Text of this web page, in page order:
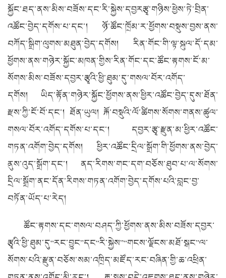
སྐྱོང་ཐད་ནས་མིས་བཟོས་དང་རི་སྐྱེས་དབྱརརྩྭ་གཉིས་ཕྱེས་ཏེ་བྲིན་
འཚོང་བྱེད་དགོས་པ་དང་། ཉོ་ཚོང་ཁྲོམ་ར་ཕྱོགས་བསྡུས་བྱས་ནས་
བཀོད་སྒྲིག་ལུགས་མཐུན་བྱེད་དགོས། རིན་གོང་གི་ལྟ་སྐུལ་དོ་དམ་
ཕྱོགས་ནས་གཉེར་སྐྱོང་མཁན་གྱིས་རིན་གོང་དང་ཚོང་རྟགས་ངོ་མ་
སོགས་མིས་བཟོས་དབྱར་རྩྭའི་ཕྱི་ཐུམ་དུ་གསལ་བོར་འགོད་
དགོས། ཡིད་རྟོན་གཉེར་སྐྱོང་ཕྱོགས་ནས་ཕྱིར་འཚོང་བྱེད་དུས་ཐོན་
རྫས་ཀྱི་ངོ་བོ་དང་། ཐོན་ཡུལ། རྐོ་བསྡུའི་ལོ་ཚིགས་སོགས་གནས་ཚུལ་
གསལ་བོར་འགོད་དགོས་པ་དང་། དབྱར་རྩྭ་རྫུན་མ་ཕྱིར་འཚོང་
གཏན་འགོག་བྱེད་དགོས། ཕྱིར་འཚོང་དྲིལ་སྒྲོག་གི་ཕྱོགས་ནས་བྱེད་
ནུས་འུད་སྒྲོག་དང་། ནད་རིགས་གང་དག་བཅོས་ཐུབ་པ་ལ་སོགས་
དྲིལ་སྒྲོག་ནང་དོན་རིགས་གཏན་འགོག་བྱེད་དགོས་པའི་བླང་བྱ་
བཏོན་ཡོད་པ་རེད།
ཚོང་རྟགས་དང་གསལ་བཤད་ཀྱི་ཕྱོགས་ནས་མིས་བཟོས་དབྱར་
རྩྭའི་ཕྱི་ཐུམ་དུ“རང་བྱུང”དང“རི་སྐྱེས”“གངས་ལྗོངས་མཐོ་སྒང”ལ་
སོགས་པའི་རྫུན་བཅོས་སམ་འཁྲིད་མཛོད་རང་བཞིན་གྱི་ཆ་འཕྲིན་